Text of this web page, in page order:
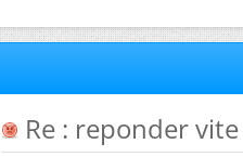
Re : reponder vite